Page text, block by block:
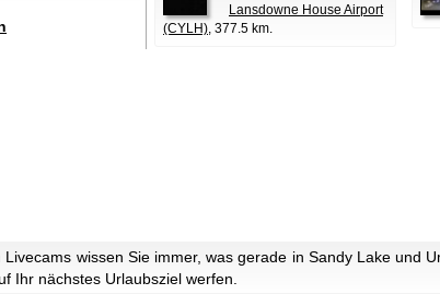
Lansdowne House Airport
(CYLH), 377.5 km.
wissen Sie immer, was gerade in Sandy Lake und
Ihr nächstes Urlaubsziel werfen.